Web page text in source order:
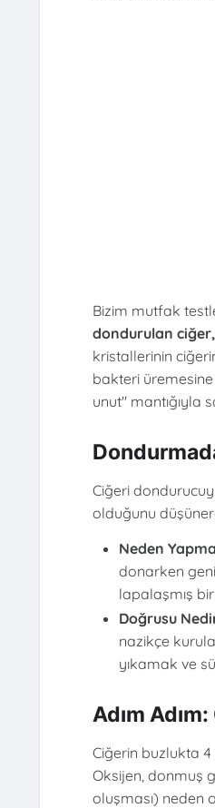
Bizim mutfak
dondurulan
kristallerinin
bakteri
unut" mantığıyla
Ciğeri
olduğunu
Neden
donarken
lapalaşmış
Doğrusu
nazikçe
yıkamak ve
Adım
Ciğerin buzlukta 4
Oksijen, donmuş
oluşması) neden